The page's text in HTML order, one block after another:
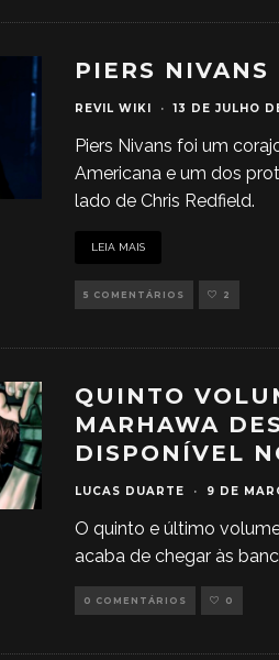
PIERS NIVANS
REVIL WIKI · 13 DE JULHO
Piers Nivans foi um
Americana e um dos
lado de Chris Redfield.
LEIA MAIS
5 COMENTÁRIOS 2
QUINTO
MARHAWA
DISPONÍVEL
LUCAS DUARTE · 9 DE
O quinto e último
acaba de chegar às
0 COMENTÁRIOS 0